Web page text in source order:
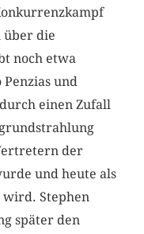
über die
noch etwa
und
einen Zufall
der
und heute als
Stephen
später den